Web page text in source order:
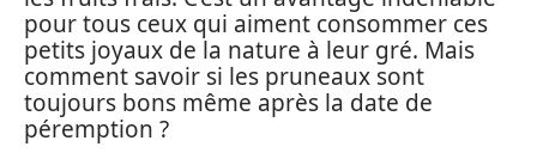
pour tous ceux qui aiment consommer ces
petits joyaux de la nature à leur gré. Mais
comment savoir si les pruneaux sont
toujours bons même après la date de
péremption ?